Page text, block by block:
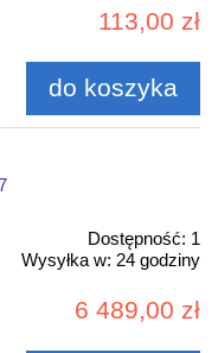
113,00 zł
do koszyka
Dostępność: 1
Wysyłka w: 24 godziny
6 489,00 zł